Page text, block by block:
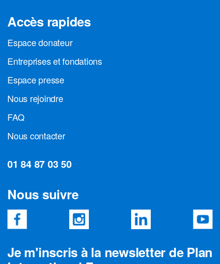
Accès rapides
Espace donateur
Entreprises et fondations
Espace presse
Nous rejoindre
FAQ
Nous contacter
01 84 87 03 50
Nous suivre
Je m'inscris à la newsletter de Plan